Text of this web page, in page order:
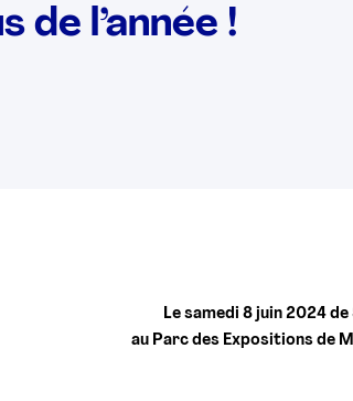
l’année !
Le samedi 8 juin 2024
au Parc des Expositions de